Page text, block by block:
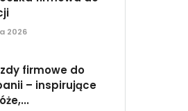
2026
firmowe do
– inspirujące